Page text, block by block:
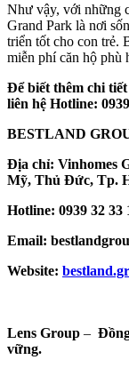
Như vậy, với những
Grand Park là nơi
triển tốt cho con trẻ.
miễn phí căn hộ phù
Để biết thêm chi
liên hệ Hotline:
BESTLAND
Địa chỉ: Vinhomes
Mỹ, Thủ Đức, Tp.
Hotline: 0939 32 33
Email:
Website:
Lens Group –
vững.